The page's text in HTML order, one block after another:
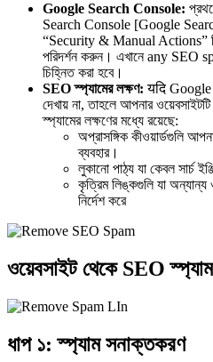
Google Search Console:
Search Console [Google
“Security & Manual Actions”
পরিদর্শন করুন। এখানে any SEO
চিহ্নিত করা হবে।
SEO স্প্যামের লক্ষণ: यदि
দেখায় না, তাহলে আপনার
স্প্যামের লক্ষণের মধ্যে রয়েছে:
অপ্রাসঙ্গিক কীওয়ার্ডগুলি
ব্যবহার।
লুকানো পাঠ্য যা কেবল সার্চ
কৃত্রিম লিঙ্কগুলি যা অন্যান্য
নির্দেশ করে
ওয়েবসাইট থেকে SEO
ধাপ ১: স্প্যাম সনাক্তকরণ